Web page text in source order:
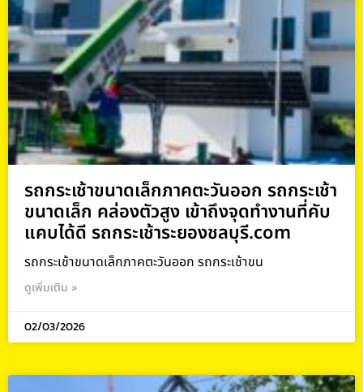
รถกระเช้าขนาดเล็กภาคตะวันออก รถกระเช้า
ขนาดเล็ก คล่องตัวสูง เข้าถึงจุดทำงานที่คับ
แคบได้ดี รถกระเช้าระยองชลบุรี.com
รถกระเช้าขนาดเล็กภาคตะวันออก รถกระเช้าขน
ดูเพิ่มเติม »
02/03/2026